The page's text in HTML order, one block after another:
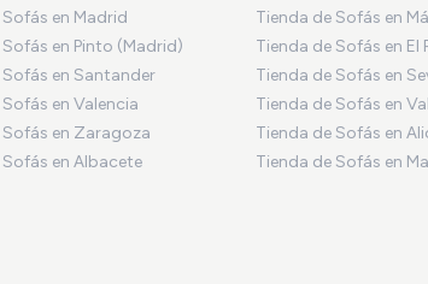
en Madrid
Tienda de Sofás en
en Pinto (Madrid)
Tienda de Sofás en
en Santander
Tienda de Sofás en
en Valencia
Tienda de Sofás en
en Zaragoza
Tienda de Sofás en
en Albacete
Tienda de Sofás en